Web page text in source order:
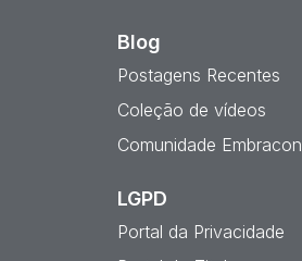
Blog
Postagens Recentes
Coleção de vídeos
Comunidade Embracon
LGPD
Portal da Privacidade